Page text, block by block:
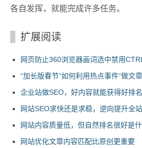
各自发挥，就能完成许多任务。
扩展阅读
网页防止360浏览器画词选中禁用
“加长版春节”如何利用热点事件“做文
企业站做SEO，好内容就能获得好排名
网站SEO求快还是求稳，逆向提升全
网站内容质量低，但自然排名很好是
网站优化文章内容匹配比原创更重要